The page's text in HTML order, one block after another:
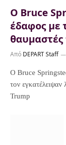
Ο Bruce
έδαφος με
θαυμαστές
Από DEPART Staff
Ο Bruce
τον
Trump